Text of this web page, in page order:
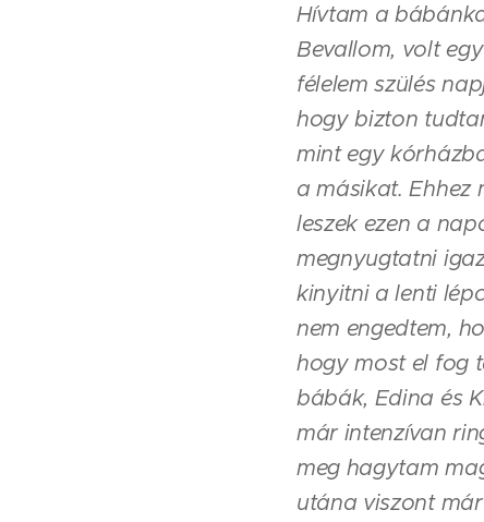
Hívtam a
Bevallom, volt
félelem szülés
hogy bizton
mint egy
a másikat. Ehhez
leszek ezen a
megnyugtatni
kinyitni a lenti
nem engedtem,
hogy most el fog
bábák, Edina és
már intenzívan
meg hagytam
utána viszont